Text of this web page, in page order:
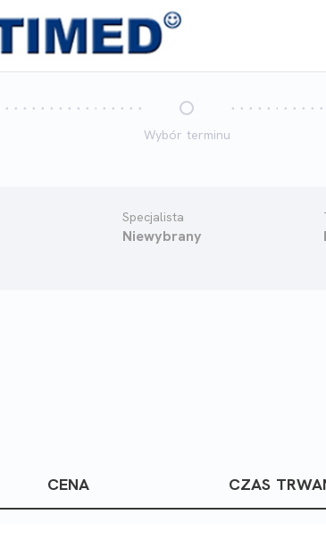
Wybór terminu
Specjalista
Niewybrany
CENA CZAS